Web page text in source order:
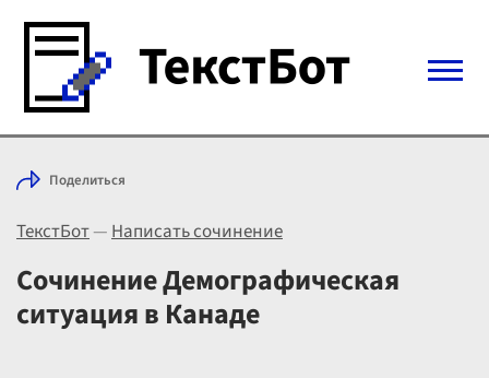
Войти с Telegram
Выбрать режим
Цены
Поделиться
ТекстБот—Написать сочинение
Сочинение Демографическая
ситуация в Канаде